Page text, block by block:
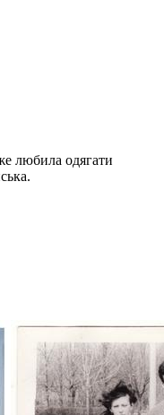
любила одягати